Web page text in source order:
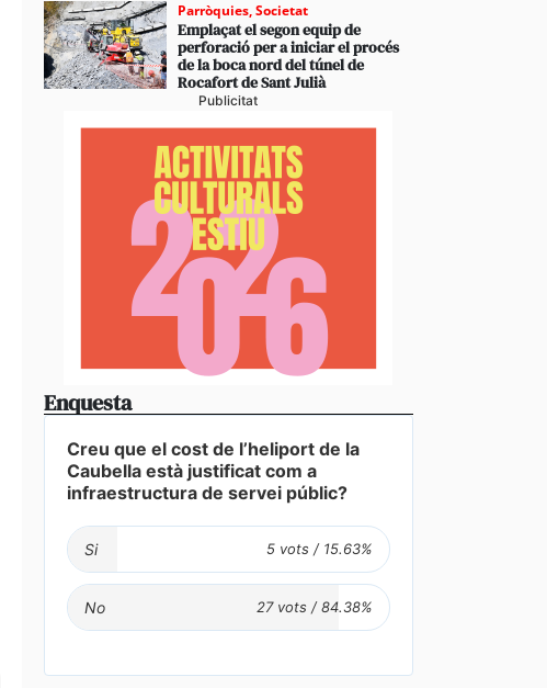
Parròquies,Societat
Emplaçat el segon equip de
perforació per a iniciar el procés
de la boca nord del túnel de
Rocafort de Sant Julià
Publicitat
Enquesta
Creu que el cost de l’heliport de la
Caubella està justificat com a
infraestructura de servei públic?
Si
No